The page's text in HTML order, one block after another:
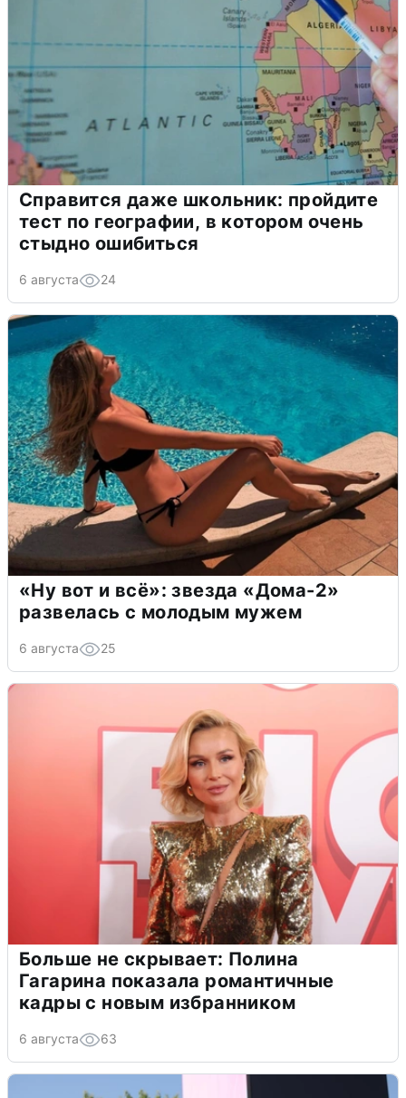
Справится даже школьник: пройдите
тест по географии, в котором очень
стыдно ошибиться
6 августа 24
«Ну вот и всё»: звезда «Дома-2»
развелась с молодым мужем
6 августа 25
Больше не скрывает: Полина
Гагарина показала романтичные
кадры с новым избранником
6 августа 63